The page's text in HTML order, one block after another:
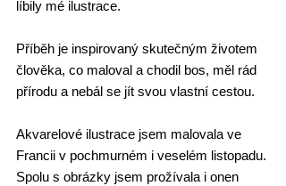
líbily mé ilustrace.
Příběh je inspirovaný skutečným životem
člověka, co maloval a chodil bos, měl rád
přírodu a nebál se jít svou vlastní cestou.
Akvarelové ilustrace jsem malovala ve
Francii v pochmurném i veselém listopadu.
Spolu s obrázky jsem prožívala i onen